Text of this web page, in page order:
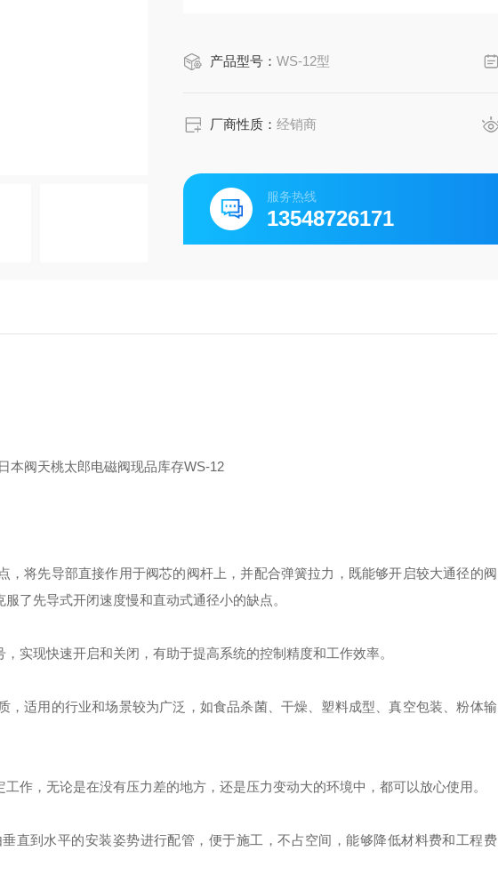
产品型号：WS-12型
厂商性质：经销商
服务热线
13548726171
，将先导部直接作用于阀芯的阀杆上，并配合弹簧拉力，既能够开启较大通径的阀
了先导式开闭速度慢和直动式通径小的缺点。
实现快速开启和关闭，有助于提高系统的控制精度和工作效率。
，适用的行业和场景较为广泛，如食品杀菌、干燥、塑料成型、真空包装、粉体输
作，无论是在没有压力差的地方，还是压力变动大的环境中，都可以放心使用。
直到水平的安装姿势进行配管，便于施工，不占空间，能够降低材料费和工程费